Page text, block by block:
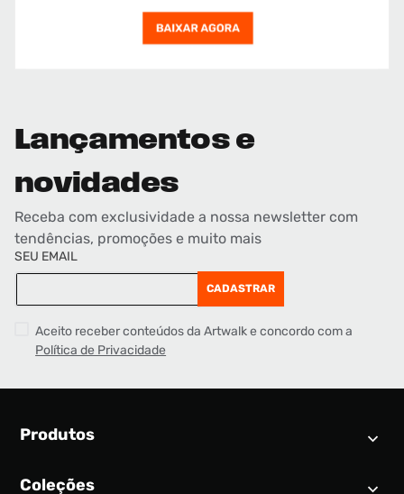
Lançamentos e
novidades
Receba com exclusividade a nossa newsletter com
tendências, promoções e muito mais
SEU EMAIL
CADASTRAR
Aceito receber conteúdos da Artwalk e concordo com a
Política de Privacidade
Produtos
Calendário SNEAKER
Coleções